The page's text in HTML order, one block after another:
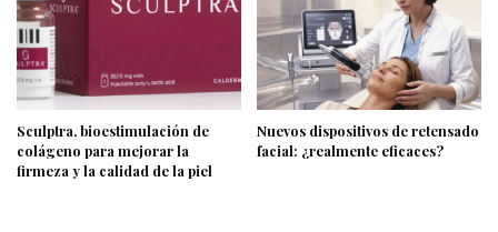
Sculptra, bioestimulación de
colágeno para mejorar la
firmeza y la calidad de la piel
Nuevos dispositivos de retensado
facial: ¿realmente eficaces?